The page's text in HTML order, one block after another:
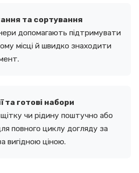
та сортування
допомагають підтримувати
місці й швидко знаходити
та готові набори
чи рідину поштучно або
повного циклу догляду за
вигідною ціною.